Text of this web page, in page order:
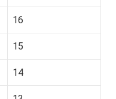
16
15
14